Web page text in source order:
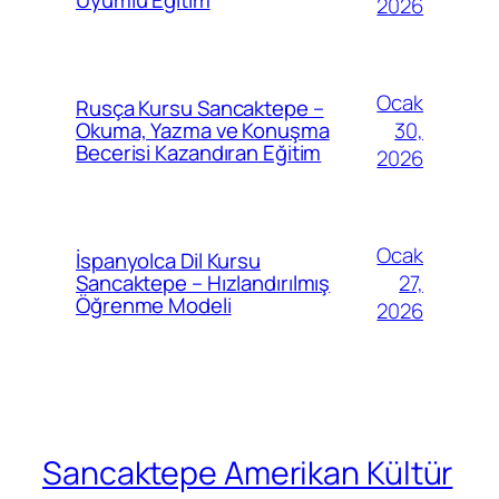
Rusça Kursu Sancaktepe –
Okuma, Yazma ve Konuşma
Becerisi Kazandıran Eğitim
Ocak
30,
2026
İspanyolca Dil Kursu
Sancaktepe – Hızlandırılmış
Öğrenme Modeli
Ocak
27,
2026
Sancaktepe Amerikan Kültür